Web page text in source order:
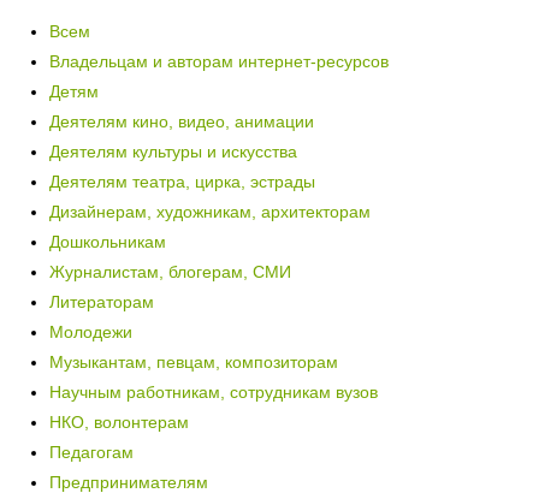
Всем
Владельцам и авторам интернет-ресурсов
Детям
Деятелям кино, видео, анимации
Деятелям культуры и искусства
Деятелям театра, цирка, эстрады
Дизайнерам, художникам, архитекторам
Дошкольникам
Журналистам, блогерам, СМИ
Литераторам
Молодежи
Музыкантам, певцам, композиторам
Научным работникам, сотрудникам вузов
НКО, волонтерам
Педагогам
Предпринимателям